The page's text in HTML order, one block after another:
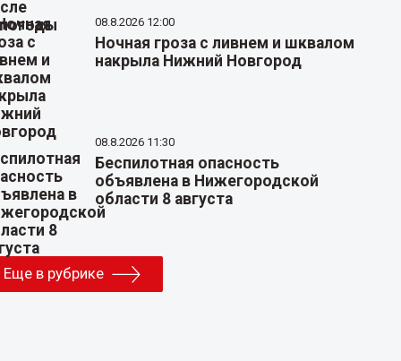
08.8.2026 12:00
Ночная гроза с ливнем и шквалом
накрыла Нижний Новгород
08.8.2026 11:30
Беспилотная опасность
объявлена в Нижегородской
области 8 августа
Еще в рубрике